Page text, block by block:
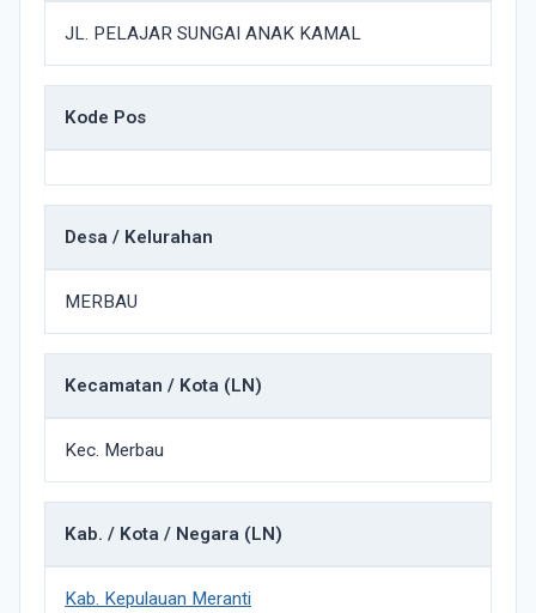
JL. PELAJAR SUNGAI ANAK KAMAL
Kode Pos
Desa / Kelurahan
MERBAU
Kecamatan / Kota (LN)
Kec. Merbau
Kab. / Kota / Negara (LN)
Kab. Kepulauan Meranti